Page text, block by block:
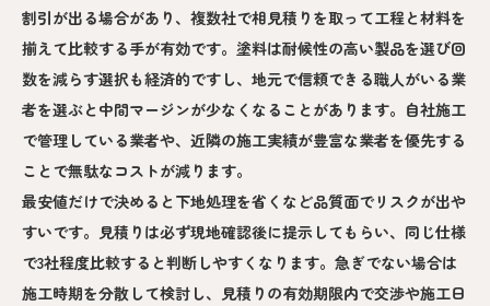
割引が出る場合があり、複数社で相見積りを取って工程と材料を
揃えて比較する手が有効です。塗料は耐候性の高い製品を選び回
数を減らす選択も経済的ですし、地元で信頼できる職人がいる業
者を選ぶと中間マージンが少なくなることがあります。自社施工
で管理している業者や、近隣の施工実績が豊富な業者を優先する
ことで無駄なコストが減ります。
最安値だけで決めると下地処理を省くなど品質面でリスクが出や
すいです。見積りは必ず現地確認後に提示してもらい、同じ仕様
で3社程度比較すると判断しやすくなります。急ぎでない場合は
施工時期を分散して検討し、見積りの有効期限内で交渉や施工日